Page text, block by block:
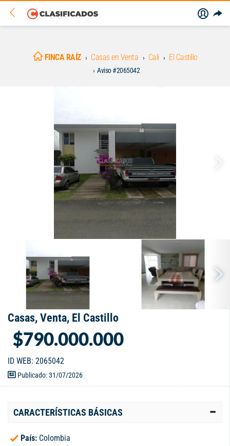
FINCA RAÍZ Casas en Venta Cali El Castillo
Aviso #2065042
Casas, Venta, El Castillo
$790.000.000
ID WEB: 2065042
Publicado: 31/07/2026
CARACTERÍSTICAS BÁSICAS
País: Colombia